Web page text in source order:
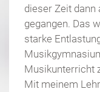
dieser Zeit dann
gegangen. Das
starke
Musikunterricht
Mit meinem